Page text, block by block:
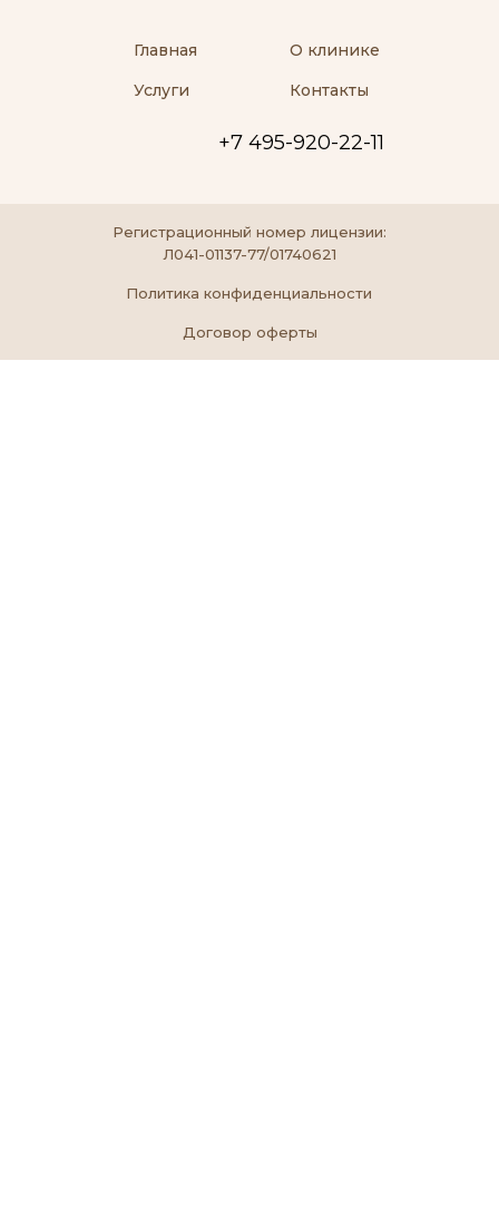
Главная
Услуги
О клинике
Контакты
+7 495-920-22-11
Регистрационный номер лицензии:
Л041-01137-77/01740621
Политика конфиденциальности
Договор оферты